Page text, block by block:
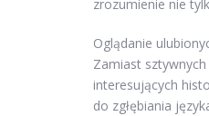
zrozumienie nie
Oglądanie
Zamiast
interesujących
do zgłębiania